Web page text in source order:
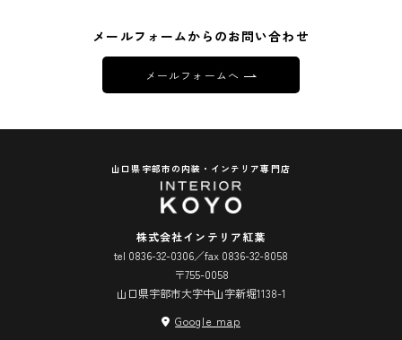
メールフォームからのお問い合わせ
メールフォームへ
山口県宇部市の内装・インテリア専門店
株式会社インテリア紅葉
tel 0836-32-0306／fax 0836-32-8058
〒755-0058
山口県宇部市大字中山字新堀1138-1
Google map